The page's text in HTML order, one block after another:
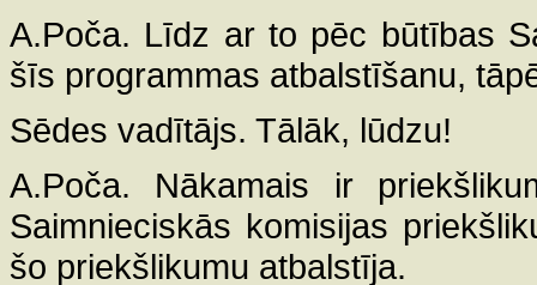
A.Poča. Līdz ar to pēc būtības
šīs programmas atbalstīšanu,
Sēdes vadītājs. Tālāk, lūdzu!
A.Poča. Nākamais ir
Saimnieciskās komisijas
šo priekšlikumu atbalstīja.